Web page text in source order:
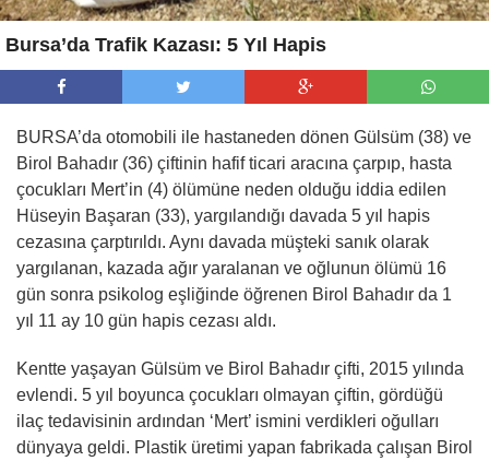
Bursa’da Trafik Kazası: 5 Yıl Hapis
BURSA’da otomobili ile hastaneden dönen Gülsüm (38) ve
Birol Bahadır (36) çiftinin hafif ticari aracına çarpıp, hasta
çocukları Mert’in (4) ölümüne neden olduğu iddia edilen
Hüseyin Başaran (33), yargılandığı davada 5 yıl hapis
cezasına çarptırıldı. Aynı davada müşteki sanık olarak
yargılanan, kazada ağır yaralanan ve oğlunun ölümü 16
gün sonra psikolog eşliğinde öğrenen Birol Bahadır da 1
yıl 11 ay 10 gün hapis cezası aldı.
Kentte yaşayan Gülsüm ve Birol Bahadır çifti, 2015 yılında
evlendi. 5 yıl boyunca çocukları olmayan çiftin, gördüğü
ilaç tedavisinin ardından ‘Mert’ ismini verdikleri oğulları
dünyaya geldi. Plastik üretimi yapan fabrikada çalışan Birol